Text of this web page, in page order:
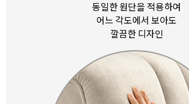
동일한 원단을 적용하여
어느 각도에서 보아도
깔끔한 디자인